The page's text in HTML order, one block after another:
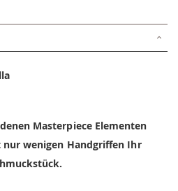
Masterpiece Elementen
wenigen Handgriffen Ihr